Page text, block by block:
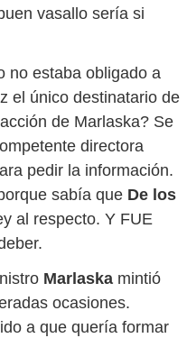
vasallo sería si
no estaba obligado a
el único destinatario de
de Marlaska? Se
directora
pedir la información.
sabía que De los
al respecto. Y FUE
Marlaska mintió
ocasiones.
a que quería formar